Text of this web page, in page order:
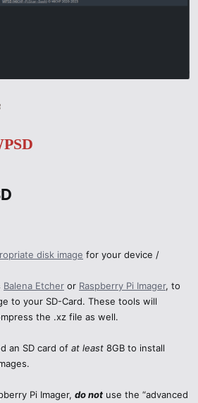
disk image for your device /
Balena Etcher or Raspberry Pi Imager, to
to your SD-Card. These tools will
the .xz file as well.
an SD card of at least 8GB to install
Pi Imager, do not use the “advanced